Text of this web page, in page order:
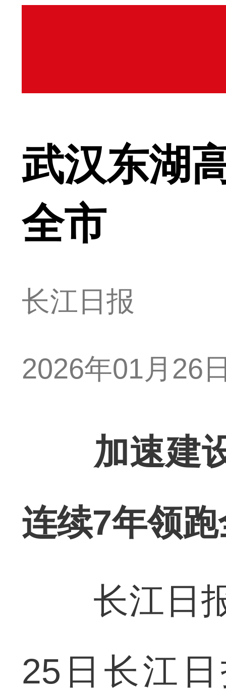
武汉东湖
全市
长江日报
2026年01月26
加速建
连续7年领
长江日报
25日长江